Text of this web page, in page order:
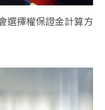
選擇權保證金計算方